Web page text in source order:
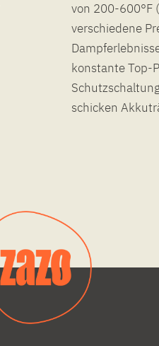
von 200-600°F
verschiedene
konstante Top-
schicken